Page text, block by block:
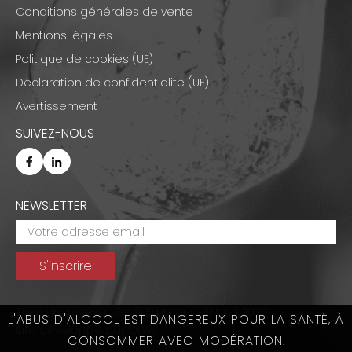
L'ABUS D'ALCOOL EST DANGEREUX POUR LA SANTÉ, À
CONSOMMER AVEC MODÉRATION.
Conditions générales de vente
Mentions légales
Politique de cookies (UE)
Déclaration de confidentialité (UE)
Avertissement
SUIVEZ-NOUS
NEWSLETTER
Tous droits réservés © Emmanuel Nasti 2026